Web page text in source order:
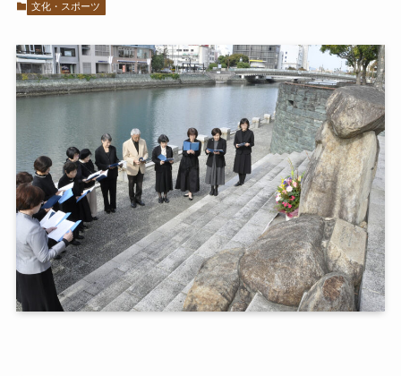
文化・スポーツ